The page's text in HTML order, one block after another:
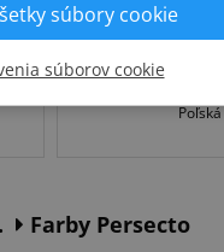
Poľská
Farby Persecto
súbory cookie
súborov cookie